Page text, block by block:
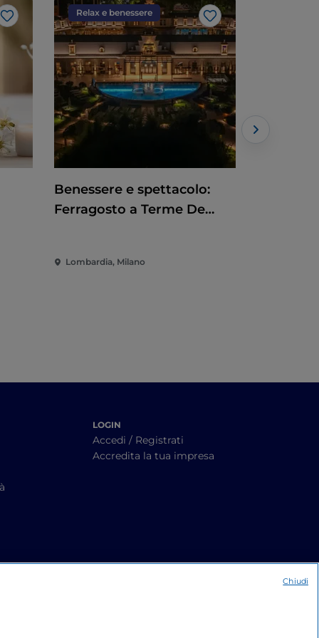
Like
Relax e benessere
Like
Benessere e spettacolo:
Ferragosto a Terme De
Lombardia, Milano
LOGIN
Accedi / Registrati
Accredita la tua impresa
Chiudi